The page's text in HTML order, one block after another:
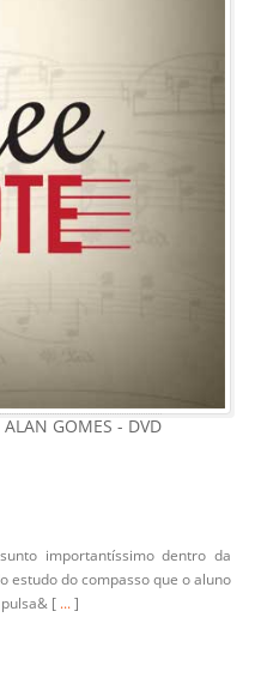
GOMES - DVD
importantíssimo dentro da
estudo do compasso que o aluno
[ ...]